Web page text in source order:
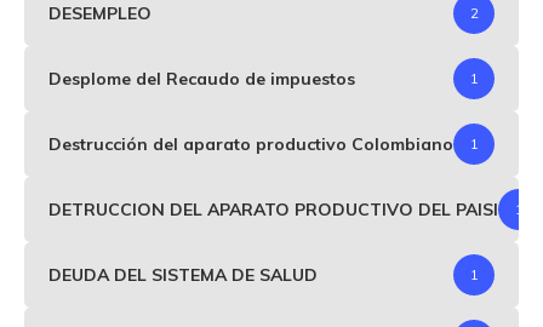
DESEMPLEO 2
Desplome del Recaudo de impuestos 1
Destrucción del aparato productivo Colombiano 1
DETRUCCION DEL APARATO PRODUCTIVO DEL PAISI 1
DEUDA DEL SISTEMA DE SALUD 1